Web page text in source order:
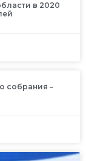
в 2020
собрания –